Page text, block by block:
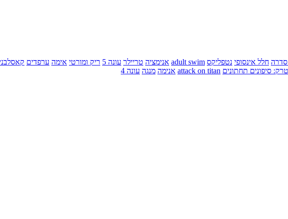
סדרה חלל אינסופי נטפליקס adult swim אנימציה טריילר עונה 5 ריק ומורטי אימה ערפדים
סיפונים תחתונים attack on titan אנימה מנגה עונה 4